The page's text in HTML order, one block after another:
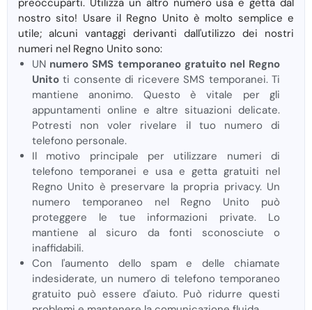
preoccuparti. Utilizza un altro numero usa e getta dal
nostro sito! Usare il Regno Unito è molto semplice e
utile; alcuni vantaggi derivanti dall'utilizzo dei nostri
numeri nel Regno Unito sono:
UN numero SMS temporaneo gratuito nel Regno
Unito ti consente di ricevere SMS temporanei. Ti
mantiene anonimo. Questo è vitale per gli
appuntamenti online e altre situazioni delicate.
Potresti non voler rivelare il tuo numero di
telefono personale.
Il motivo principale per utilizzare numeri di
telefono temporanei e usa e getta gratuiti nel
Regno Unito è preservare la propria privacy. Un
numero temporaneo nel Regno Unito può
proteggere le tue informazioni private. Lo
mantiene al sicuro da fonti sconosciute o
inaffidabili.
Con l'aumento dello spam e delle chiamate
indesiderate, un numero di telefono temporaneo
gratuito può essere d'aiuto. Può ridurre questi